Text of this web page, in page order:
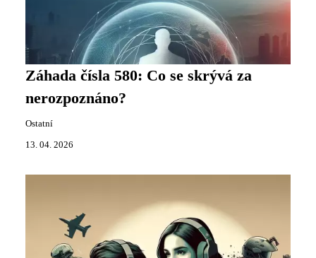
Záhada čísla 580: Co se skrývá za
nerozpoznáno?
Ostatní
13. 04. 2026